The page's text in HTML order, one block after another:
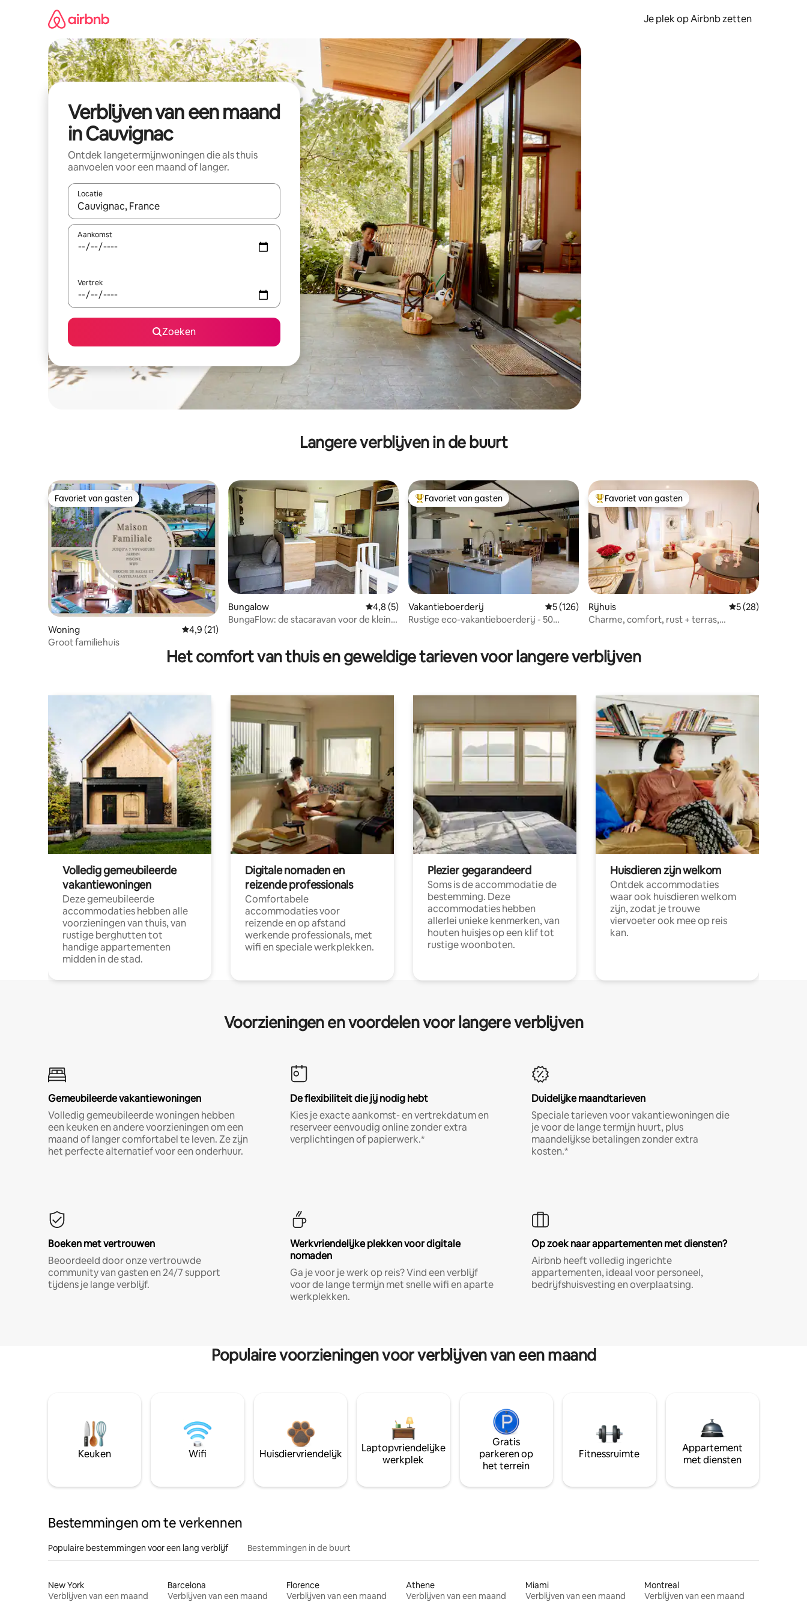
Je plek op Airbnb zetten
Verblijven van een maand
in Cauvignac
Ontdek langetermijnwoningen die als thuis
aanvoelen voor een maand of langer.
Locatie
Wanneer er resultaten beschikbaar zijn, maak je een keuze met je de pijltjestoetsen omhoog en omlaag, óf door te tikken of swipen.
Aankomst
Vertrek
Zoeken
Langere verblijven in de buurt
Favoriet van gasten
Favoriet van gasten
Woning Gemiddelde beoordeling van 4,9 op 5, 21 recensies
4,9 (21)
Groot familiehuis
Bungalow Gemiddelde beoordeling van 4,8 op 5, 5 recensies
4,8 (5)
BungaFlow: de stacaravan voor de kleine
Topfavoriet van gasten
Favoriet van gasten
Vakantieboerderij Gemiddelde beoordeling van 5 op 5, 126 recensies
5 (126)
Rustige eco-vakantieboerderij - 50
Topfavoriet van gasten
Favoriet van gasten
Rijhuis Gemiddelde
5 (28)
Charme, comfort, rust + terras,
Het comfort van thuis en geweldige tarieven voor langere verblijven
Volledig gemeubileerde
vakantiewoningen
Deze gemeubileerde
accommodaties hebben alle
voorzieningen van thuis, van
rustige berghutten tot
handige appartementen
midden in de stad.
Digitale nomaden en
reizende professionals
Comfortabele
accommodaties voor
reizende en op afstand
werkende professionals, met
wifi en speciale werkplekken.
Plezier gegarandeerd
Soms is de accommodatie de
bestemming. Deze
accommodaties hebben
allerlei unieke kenmerken, van
houten huisjes op een klif tot
rustige woonboten.
Huisdieren zijn welkom
Ontdek accommodaties
waar ook huisdieren welkom
zijn, zodat je trouwe
viervoeter ook mee op reis
kan.
Voorzieningen en voordelen voor langere verblijven
Gemeubileerde vakantiewoningen
Volledig gemeubileerde woningen hebben
een keuken en andere voorzieningen om een
maand of langer comfortabel te leven. Ze zijn
het perfecte alternatief voor een onderhuur.
De flexibiliteit die jij nodig hebt
Kies je exacte aankomst- en vertrekdatum en
reserveer eenvoudig online zonder extra
verplichtingen of papierwerk.*
Duidelijke maandtarieven
Speciale tarieven voor vakantiewoningen die
je voor de lange termijn huurt, plus
maandelijkse betalingen zonder extra
kosten.*
Boeken met vertrouwen
Beoordeeld door onze vertrouwde
community van gasten en 24/7 support
tijdens je lange verblijf.
Werkvriendelijke plekken voor digitale
nomaden
Ga je voor je werk op reis? Vind een verblijf
voor de lange termijn met snelle wifi en aparte
werkplekken.
Op zoek naar appartementen met diensten?
Airbnb heeft volledig ingerichte
appartementen, ideaal voor personeel,
bedrijfshuisvesting en overplaatsing.
Populaire voorzieningen voor verblijven van een maand
Keuken Wifi Huisdiervriendelijk
Laptopvriendelijke
werkplek
Gratis
parkeren op
het terrein
Fitnessruimte
Appartement
met diensten
Bestemmingen om te verkennen
Populaire bestemmingen voor een lang verblijf Bestemmingen in de buurt
New York
Verblijven van een maand
Barcelona
Verblijven van een maand
Florence
Verblijven van een maand
Athene
Verblijven van een maand
Miami
Verblijven van een maand
Montreal
Verblijven van een maand